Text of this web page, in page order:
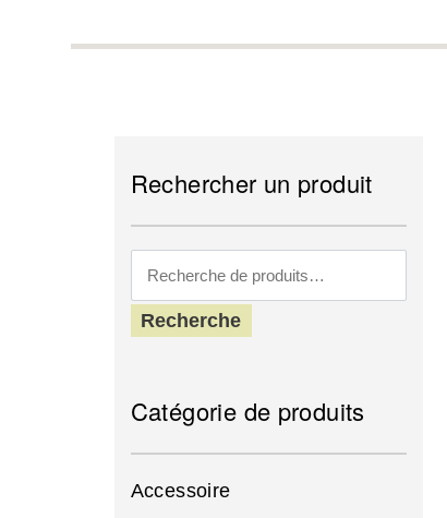
Rechercher un produit
Recherche
Catégorie de produits
Accessoire